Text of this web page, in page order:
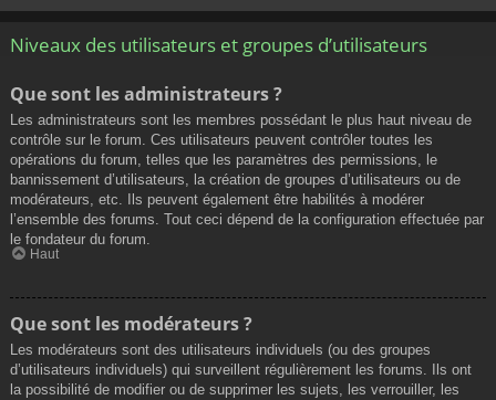
Niveaux des utilisateurs et groupes d’utilisateurs
Que sont les administrateurs ?
Les administrateurs sont les membres possédant le plus haut niveau de
contrôle sur le forum. Ces utilisateurs peuvent contrôler toutes les
opérations du forum, telles que les paramètres des permissions, le
bannissement d’utilisateurs, la création de groupes d’utilisateurs ou de
modérateurs, etc. Ils peuvent également être habilités à modérer
l’ensemble des forums. Tout ceci dépend de la configuration effectuée par
le fondateur du forum.
Haut
Que sont les modérateurs ?
Les modérateurs sont des utilisateurs individuels (ou des groupes
d’utilisateurs individuels) qui surveillent régulièrement les forums. Ils ont
la possibilité de modifier ou de supprimer les sujets, les verrouiller, les